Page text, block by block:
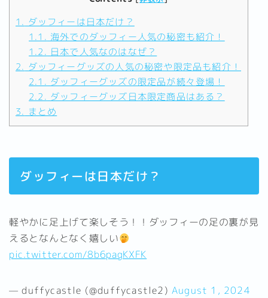
1. ダッフィーは日本だけ？
1.1. 海外でのダッフィー人気の秘密も紹介！
1.2. 日本で人気なのはなぜ？
2. ダッフィーグッズの人気の秘密や限定品も紹介！
2.1. ダッフィーグッズの限定品が続々登場！
2.2. ダッフィーグッズ日本限定商品はある？
3. まとめ
ダッフィーは日本だけ？
軽やかに足上げて楽しそう！！ダッフィーの足の裏が見
えるとなんとなく嬉しい
pic.twitter.com/8b6pagKXFK
— duffycastle (@duffycastle2) August 1, 2024